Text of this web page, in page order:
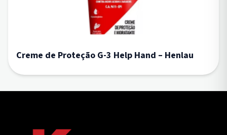
Creme de Proteção G-3 Help Hand – Henlau